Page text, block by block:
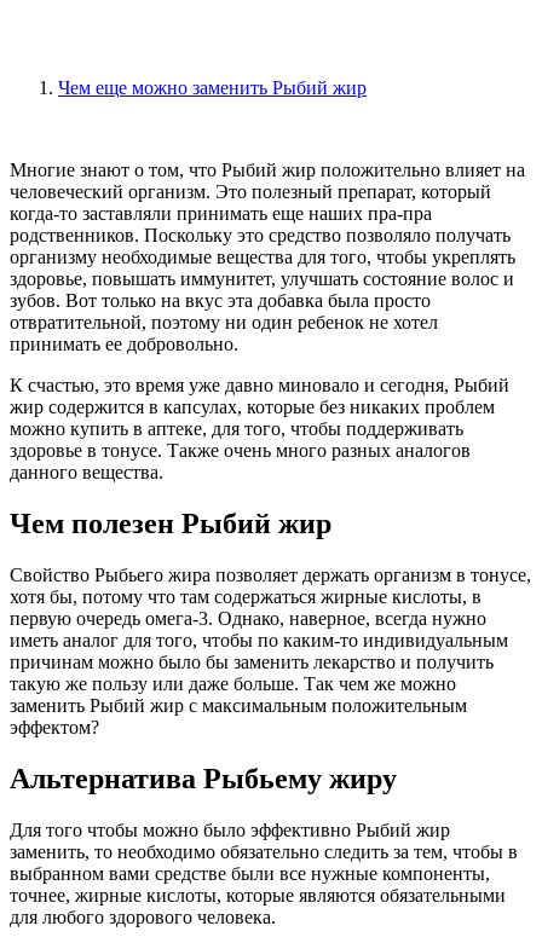
Чем еще можно заменить Рыбий жир
Многие знают о том, что Рыбий жир положительно влияет на
человеческий организм. Это полезный препарат, который
когда-то заставляли принимать еще наших пра-пра
родственников. Поскольку это средство позволяло получать
организму необходимые вещества для того, чтобы укреплять
здоровье, повышать иммунитет, улучшать состояние волос и
зубов. Вот только на вкус эта добавка была просто
отвратительной, поэтому ни один ребенок не хотел
принимать ее добровольно.
К счастью, это время уже давно миновало и сегодня, Рыбий
жир содержится в капсулах, которые без никаких проблем
можно купить в аптеке, для того, чтобы поддерживать
здоровье в тонусе. Также очень много разных аналогов
данного вещества.
Чем полезен Рыбий жир
Свойство Рыбьего жира позволяет держать организм в тонусе,
хотя бы, потому что там содержаться жирные кислоты, в
первую очередь омега-3. Однако, наверное, всегда нужно
иметь аналог для того, чтобы по каким-то индивидуальным
причинам можно было бы заменить лекарство и получить
такую же пользу или даже больше. Так чем же можно
заменить Рыбий жир с максимальным положительным
эффектом?
Альтернатива Рыбьему жиру
Для того чтобы можно было эффективно Рыбий жир
заменить, то необходимо обязательно следить за тем, чтобы в
выбранном вами средстве были все нужные компоненты,
точнее, жирные кислоты, которые являются обязательными
для любого здорового человека.